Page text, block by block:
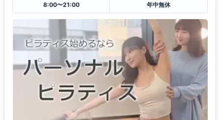
8:00〜21:00
年中無休